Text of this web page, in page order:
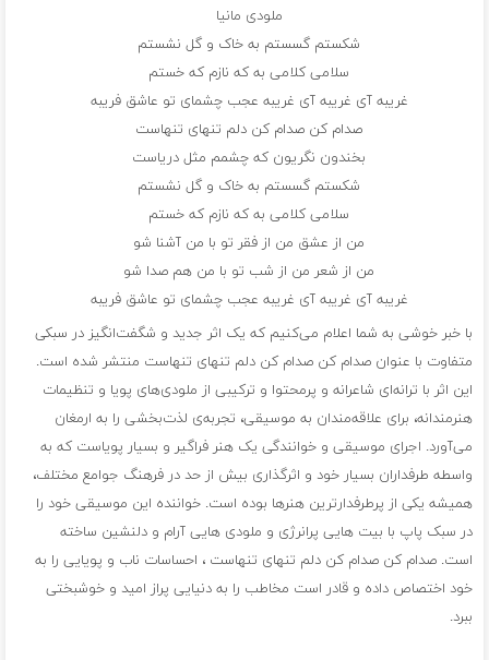
ملودی مانیا
شکستم گسستم به خاک و گل نشستم
سلامی کلامی به که نازم که خستم
غریبه آی غریبه آی غریبه عجب چشمای تو عاشق فریبه
صدام کن صدام کن دلم تنهای تنهاست
بخندون نگریون که چشمم مثل دریاست
شکستم گسستم به خاک و گل نشستم
سلامی کلامی به که نازم که خستم
من از عشق من از فقر تو با من آشنا شو
من از شعر من از شب تو با من هم صدا شو
غریبه آی غریبه آی غریبه عجب چشمای تو عاشق فریبه
با خبر خوشی به شما اعلام می‌کنیم که یک اثر جدید و شگفت‌انگیز در سبکی
متفاوت با عنوان صدام کن صدام کن دلم تنهای تنهاست منتشر شده است.
این اثر با ترانه‌ای شاعرانه و پرمحتوا و ترکیبی از ملودی‌های پویا و تنظیمات
هنرمندانه، برای علاقه‌مندان به موسیقی، تجربه‌ی لذت‌بخشی را به ارمغان
می‌آورد. اجرای موسیقی و خوانندگی یک هنر فراگیر و بسیار پویاست که به
واسطه طرفداران بسیار خود و اثرگذاری بیش از حد در فرهنگ جوامع مختلف،
همیشه یکی از پرطرفدارترین هنرها بوده است. خواننده این موسیقی خود را
در سبک پاپ با بیت هایی پرانرژی و ملودی هایی آرام و دلنشین ساخته
است. صدام کن صدام کن دلم تنهای تنهاست ، احساسات ناب و پویایی را به
خود اختصاص داده و قادر است مخاطب را به دنیایی پراز امید و خوشبختی
ببرد.